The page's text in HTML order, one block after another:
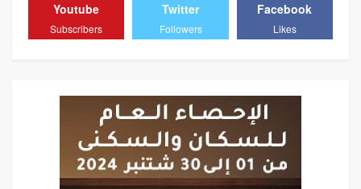
Facebook
Likes
Twitter
Followers
Youtube
Subscribers